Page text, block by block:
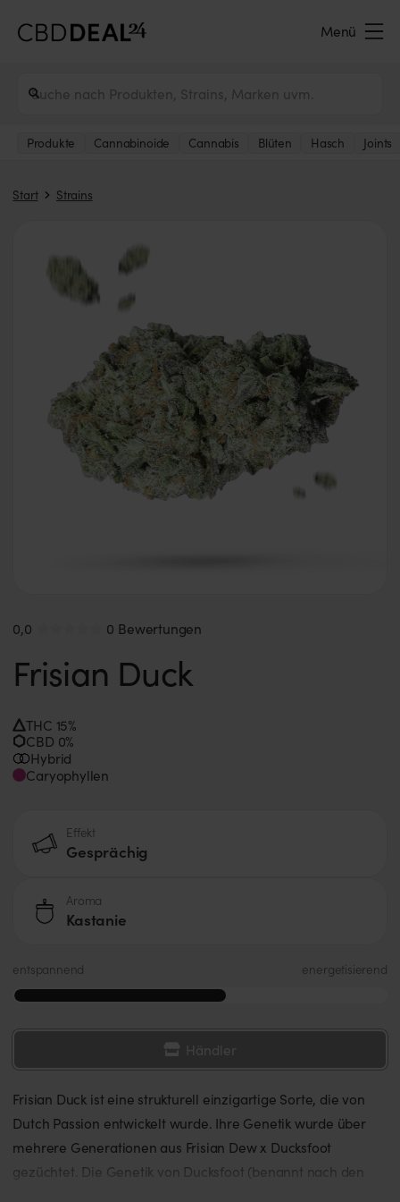
Menü
Produkte Cannabinoide Cannabis Blüten Hasch Joints
Start Strains
0,0 0 Bewertungen
Frisian Duck
THC 15%
CBD 0%
Hybrid
Caryophyllen
Effekt
Gesprächig
Aroma
Kastanie
entspannend energetisierend
Händler
Frisian Duck ist eine strukturell einzigartige Sorte, die von
Dutch Passion entwickelt wurde. Ihre Genetik wurde über
mehrere Generationen aus Frisian Dew x Ducksfoot
gezüchtet. Die Genetik von Ducksfoot (benannt nach den